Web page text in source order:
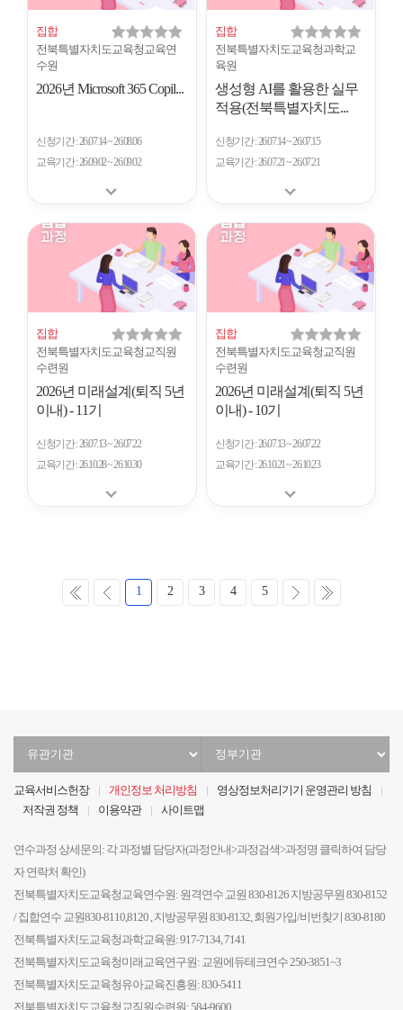
집합
전북특별자치도교육청교육연
수원
2026년 Microsoft 365 Copil...
신청기간 26.07.14 ~ 26.08.06
교육기간 26.09.02 ~ 26.09.02
집합
전북특별자치도교육청과학교
육원
생성형 AI를 활용한 실무
적용(전북특별자치도...
신청기간 26.07.14 ~ 26.07.15
교육기간 26.07.21 ~ 26.07.21
집합
전북특별자치도교육청교직원
수련원
2026년 미래설계(퇴직 5년
이내) - 11기
신청기간 26.07.13 ~ 26.07.22
교육기간 26.10.28 ~ 26.10.30
집합
전북특별자치도교육청교직원
수련원
2026년 미래설계(퇴직 5년
이내) - 10기
신청기간 26.07.13 ~ 26.07.22
교육기간 26.10.21 ~ 26.10.23
처
이
1 2 3 4 5
다
마
교육서비스헌장 개인정보 처리방침
영상정보처리기기 운영관리 방침
저작권 정책
이용약관 사이트맵
연수과정 상세문의: 각 과정별 담당자(과정안내>과정검색>과정명 클릭하여 담당
자 연락처 확인)
전북특별자치도교육청교육연수원: 원격연수 교원 830-8126 지방공무원 830-8152
/ 집합연수 교원830-8110,8120 , 지방공무원 830-8132, 회원가입/비번찾기 830-8180
전북특별자치도교육청과학교육원: 917-7134, 7141
전북특별자치도교육청미래교육연구원: 교원에듀테크연수 250-3851~3
전북특별자치도교육청유아교육진흥원: 830-5411
전북특별자치도교육청교직원수련원: 584-9600
관
선
관
선